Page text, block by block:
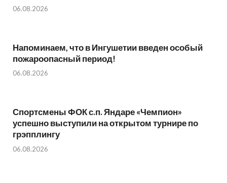
06.08.2026
Напоминаем, что в Ингушетии введен особый
пожароопасный период!⁣⁣⠀
06.08.2026
Спортсмены ФОК с.п. Яндаре «Чемпион»
успешно выступили на открытом турнире по
грэпплингу
06.08.2026